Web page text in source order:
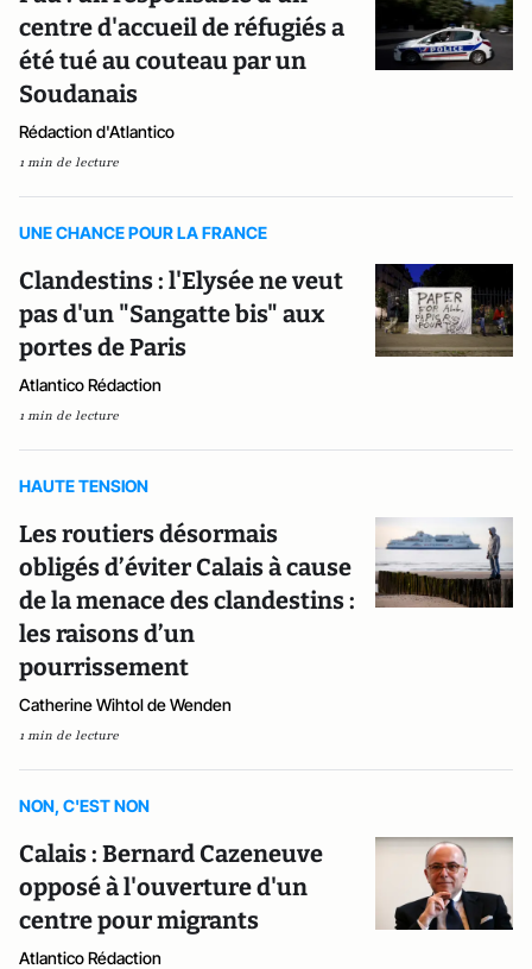
centre d'accueil de réfugiés a
été tué au couteau par un
Soudanais
Rédaction d'Atlantico
1 min de lecture
UNE CHANCE POUR LA FRANCE
Clandestins : l'Elysée ne veut
pas d'un "Sangatte bis" aux
portes de Paris
Atlantico Rédaction
1 min de lecture
HAUTE TENSION
Les routiers désormais
obligés d’éviter Calais à cause
de la menace des clandestins :
les raisons d’un
pourrissement
Catherine Wihtol de Wenden
1 min de lecture
NON, C'EST NON
Calais : Bernard Cazeneuve
opposé à l'ouverture d'un
centre pour migrants
Atlantico Rédaction